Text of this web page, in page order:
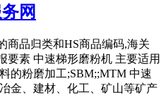
网
商品归类和HS商品编码,海关
要素 中速梯形磨粉机 主要适用
的粉磨加工;SBM;;MTM 中速
金、建材、化工、矿山等矿产